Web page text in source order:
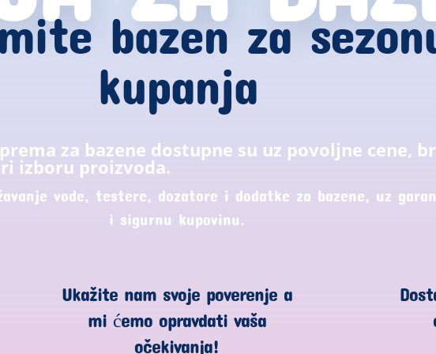
bazen za
kupanja
za bazene dostupne su uz povoljne cene,
izboru proizvoda.
vode, testere, dozatore i dodatke za bazene, uz
i sigurnu kupovinu.
Ukažite nam svoje poverenje a
mi ćemo opravdati vaša
očekivanja!